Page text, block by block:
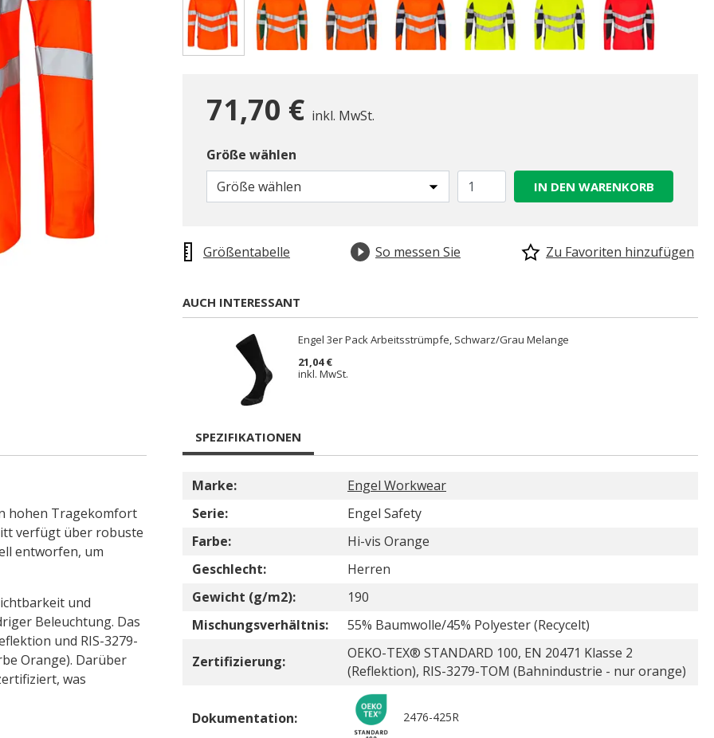
71,70 € inkl. MwSt.
Größe wählen
Größe wählen
IN DEN WARENKORB
Größentabelle So messen Sie Zu Favoriten hinzufügen
AUCH INTERESSANT
Engel 3er Pack Arbeitsstrümpfe, Schwarz/Grau Melange
21,04 €
inkl. MwSt.
hohen Tragekomfort
verfügt über robuste
entworfen, um
und
Beleuchtung. Das
und RIS-3279-
Orange). Darüber
was
SPEZIFIKATIONEN
Marke:
Engel Workwear
Serie:
Engel Safety
Farbe:
Hi-vis Orange
Geschlecht:
Herren
Gewicht (g/m2):
190
Mischungsverhältnis:
55% Baumwolle/45% Polyester (Recycelt)
Zertifizierung:
OEKO-TEX® STANDARD 100, EN 20471 Klasse 2
(Reflektion), RIS-3279-TOM (Bahnindustrie - nur orange)
Dokumentation: 2476-425R